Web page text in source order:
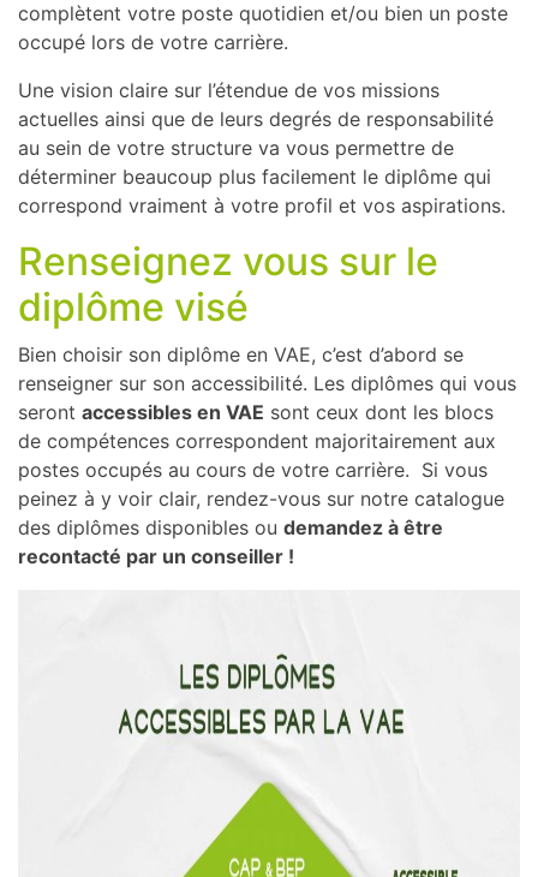
complètent votre poste quotidien et/ou bien un poste
occupé lors de votre carrière.
Une vision claire sur l’étendue de vos missions
actuelles ainsi que de leurs degrés de responsabilité
au sein de votre structure va vous permettre de
déterminer beaucoup plus facilement le diplôme qui
correspond vraiment à votre profil et vos aspirations.
Renseignez vous sur le
diplôme visé
Bien choisir son diplôme en VAE, c’est d’abord se
renseigner sur son accessibilité. Les diplômes qui vous
seront accessibles en VAE sont ceux dont les blocs
de compétences correspondent majoritairement aux
postes occupés au cours de votre carrière. Si vous
peinez à y voir clair, rendez-vous sur notre catalogue
des diplômes disponibles ou demandez à être
recontacté par un conseiller !